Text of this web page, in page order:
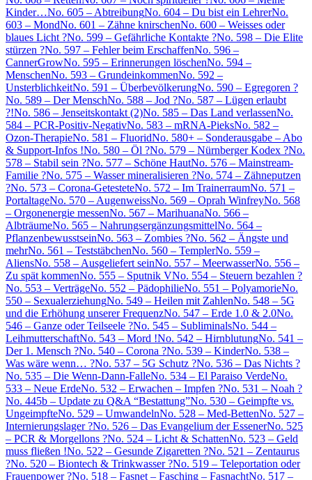
Kinder…No. 605 – AbtreibungNo. 604 – Du bist ein LehrerNo.
603 – MondNo. 601 – Zähne knirschenNo. 600 – Weisses oder
blaues Licht ?No. 599 – Gefährliche Kontakte ?No. 598 – Die Elite
stürzen ?No. 597 – Fehler beim ErschaffenNo. 596 –
CannerGrowNo. 595 – Erinnerungen löschenNo. 594 –
MenschenNo. 593 – GrundeinkommenNo. 592 –
UnsterblichkeitNo. 591 – ÜberbevölkerungNo. 590 – Egregoren ?
No. 589 – Der MenschNo. 588 – Jod ?No. 587 – Lügen erlaubt
?!No. 586 – Jenseitskontakt (2)No. 585 – Das Land verlassenNo.
584 – PCR-Positiv-NegativNo. 583 – mRNA-PieksNo. 582 –
Ozon-TherapieNo. 581 – FluoridNo. 580+ – Sonderausgabe – Abo
& Support-Infos !No. 580 – Öl ?No. 579 – Nürnberger Kodex ?No.
578 – Stabil sein ?No. 577 – Schöne HautNo. 576 – Mainstream-
Familie ?No. 575 – Wasser mineralisieren ?No. 574 – Zähneputzen
?No. 573 – Corona-GetesteteNo. 572 – Im TrainerraumNo. 571 –
PortaltageNo. 570 – AugenweissNo. 569 – Oprah WinfreyNo. 568
– Orgonenergie messenNo. 567 – MarihuanaNo. 566 –
AlbträumeNo. 565 – NahrungsergänzungsmittelNo. 564 –
PflanzenbewusstseinNo. 563 – Zombies ?No. 562 – Ängste und
mehrNo. 561 – TeststäbchenNo. 560 – TemplerNo. 559 –
AliensNo. 558 – Ausgeliefert seinNo. 557 – MeerwasserNo. 556 –
Zu spät kommenNo. 555 – Sputnik VNo. 554 – Steuern bezahlen ?
No. 553 – VerträgeNo. 552 – PädophilieNo. 551 – PolyamorieNo.
550 – SexualerziehungNo. 549 – Heilen mit ZahlenNo. 548 – 5G
und die Erhöhung unserer FrequenzNo. 547 – Erde 1.0 & 2.0No.
546 – Ganze oder Teilseele ?No. 545 – SubliminalsNo. 544 –
LeihmutterschaftNo. 543 – Mord !No. 542 – HirnblutungNo. 541 –
Der 1. Mensch ?No. 540 – Corona ?No. 539 – KinderNo. 538 –
Was wäre wenn… ?No. 537 – 5G Schutz ?No. 536 – Das Nichts ?
No. 535 – Die Wenn-Dann-FalleNo. 534 – El Paraiso VerdeNo.
533 – Neue ErdeNo. 532 – Erwachen – Impfen ?No. 531 – Noah ?
No. 445b – Update zu Q&A “Bestattung”No. 530 – Geimpfte vs.
UngeimpfteNo. 529 – UmwandelnNo. 528 – Med-BettenNo. 527 –
Internierungslager ?No. 526 – Das Evangelium der EssenerNo. 525
– PCR & Morgellons ?No. 524 – Licht & SchattenNo. 523 – Geld
muss fließen !No. 522 – Gesunde Zigaretten ?No. 521 – Zentaurus
?No. 520 – Biontech & Trinkwasser ?No. 519 – Teleportation oder
Frauenpower ?No. 518 – Fasnet – Fasching – FasnachtNo. 517 –